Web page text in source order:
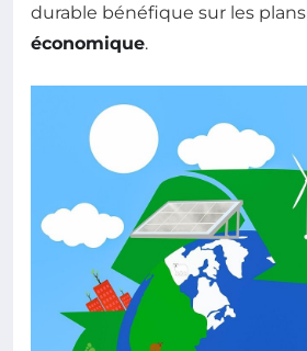
durable bénéfique sur les plans
économique.